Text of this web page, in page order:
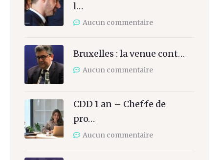
l…
Aucun commentaire
Bruxelles : la venue cont…
Aucun commentaire
CDD 1 an – Chef·fe de
pro…
Aucun commentaire